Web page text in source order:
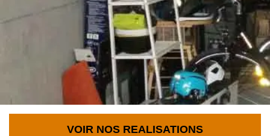
VOIR NOS REALISATIONS